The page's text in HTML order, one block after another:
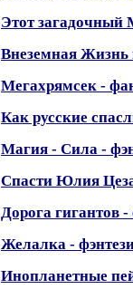
Этот загадочный
Внеземная Жизнь
Мегахрямсек -
Как русские
Магия - Сила -
Спасти Юлия
Дорога гигантов -
Желалка -
Инопланетные